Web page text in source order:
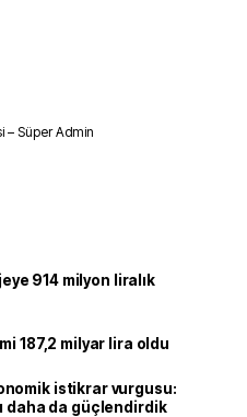
– Süper Admin
914 milyon liralık
187,2 milyar lira oldu
istikrar vurgusu:
daha da güçlendirdik